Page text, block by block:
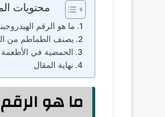
محتويات
ما هو الرقم
يصنف الطماطم من
الحمضية في الأطعمة
نهاية المقال
ما هو